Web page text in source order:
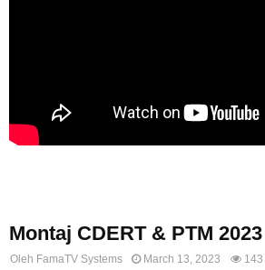
Montaj CDERT & PTM
Oleh FamaTV Systems March 13, 2023 143